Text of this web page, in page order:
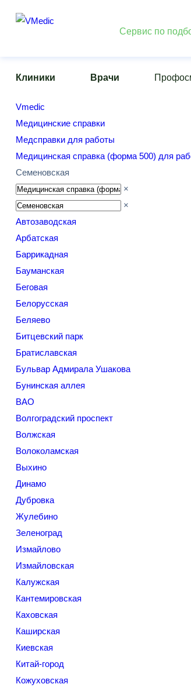
Сервис по
Клиники Врачи
Vmedic
Медицинские справки
Медсправки для работы
Медицинская cправка (форма 500) для
Семеновская
×
×
Автозаводская
Арбатская
Баррикадная
Бауманская
Беговая
Белорусская
Беляево
Битцевский парк
Братиславская
Бульвар Адмирала Ушакова
Бунинская аллея
ВАО
Волгоградский проспект
Волжская
Волоколамская
Выхино
Динамо
Дубровка
Жулебино
Зеленоград
Измайлово
Измайловская
Калужская
Кантемировская
Каховская
Каширская
Киевская
Китай-город
Кожуховская